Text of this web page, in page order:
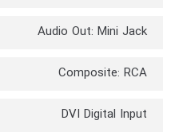
Audio Out: Mini Jack
Composite: RCA
DVI Digital Input